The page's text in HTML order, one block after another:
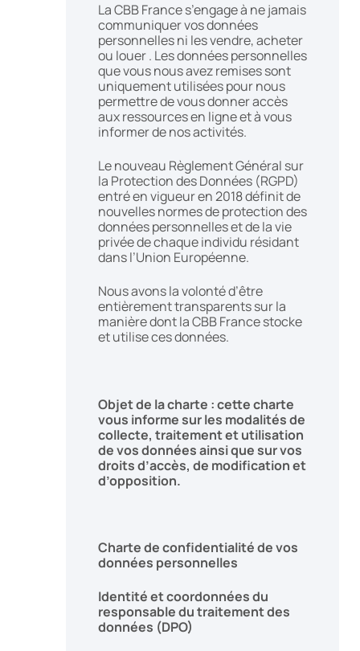
La CBB France s’engage à ne jamais
communiquer vos données
personnelles ni les vendre, acheter
ou louer . Les données personnelles
que vous nous avez remises sont
uniquement utilisées pour nous
permettre de vous donner accès
aux ressources en ligne et à vous
informer de nos activités.
Le nouveau Règlement Général sur
la Protection des Données (RGPD)
entré en vigueur en 2018 définit de
nouvelles normes de protection des
données personnelles et de la vie
privée de chaque individu résidant
dans l’Union Européenne.
Nous avons la volonté d’être
entièrement transparents sur la
manière dont la CBB France stocke
et utilise ces données.
Objet de la charte : cette charte
vous informe sur les modalités de
collecte, traitement et utilisation
de vos données ainsi que sur vos
droits d’accès, de modification et
d’opposition.
Charte de confidentialité de vos
données personnelles
Identité et coordonnées du
responsable du traitement des
données (DPO)